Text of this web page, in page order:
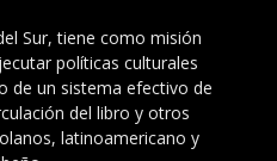
Sur, tiene como misión
políticas culturales
de un sistema efectivo de
del libro y otros
latinoamericano y